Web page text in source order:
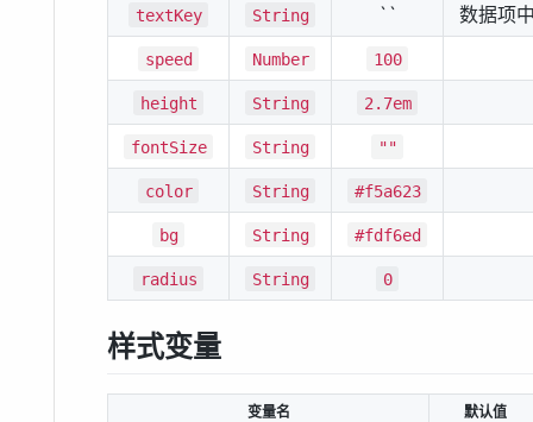
textKey String `` 数据项
speed Number 100
height String 2.7em
fontSize String ""
color String #f5a623
bg String #fdf6ed
radius String 0
样式变量
变量名 默认值